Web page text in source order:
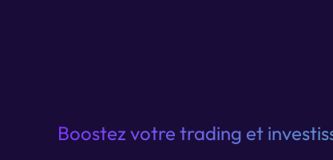
Boostez votre trading et